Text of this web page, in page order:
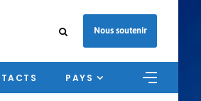
Nous soutenir
PAYS